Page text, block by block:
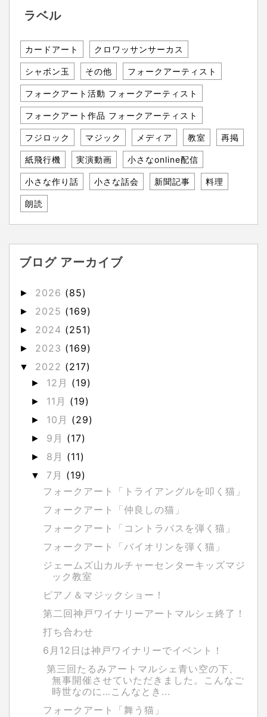
ラベル
カードアート クロワッサンサーカス
シャボン玉 その他 フォークアーティスト
フォークアート活動 フォークアーティスト
フォークアート作品 フォークアーティスト
フジロック マジック メディア 教室 再掲
紙飛行機 実演動画 小さなonline配信
小さな作り話 小さな話会 新聞記事 料理
朗読
ブログ アーカイブ
► 2026 (85)
► 2025 (169)
► 2024 (251)
► 2023 (169)
▼ 2022 (217)
► 12月 (19)
► 11月 (19)
► 10月 (29)
► 9月 (17)
► 8月 (11)
▼ 7月 (19)
フォークアート「トライアングルを叩く猫」
フォークアート「仲良しの猫」
フォークアート「コントラバスを弾く猫」
フォークアート「バイオリンを弾く猫」
ジェームズ山カルチャーセンターキッズマジ
ック教室
ピアノ＆マジックショー！
第二回神戸ワイナリーアートマルシェ終了！
打ち合わせ
6月12日は神戸ワイナリーでイベント！
第三回たるみアートマルシェ青い空の下、
無事開催させていただきました。こんなご
時世なのに…こんなとき...
フォークアート「舞う猫」